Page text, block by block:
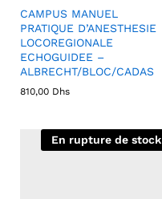
CAMPUS MANUEL
PRATIQUE D’ANESTHESIE
LOCOREGIONALE
ECHOGUIDEE –
ALBRECHT/BLOC/CADAS
810,00 Dhs
En rupture de stock